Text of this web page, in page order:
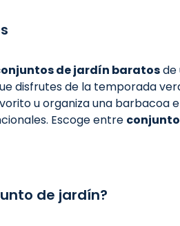
de jardín baratosde
disfrutes de la temporada
u organiza una barbacoa
Escoge entre
de jardín?